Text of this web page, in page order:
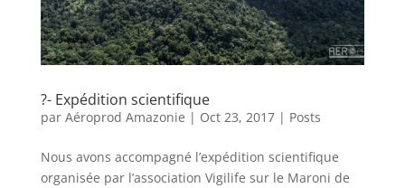
?- Expédition scientifique
par Aéroprod Amazonie | Oct 23, 2017| Posts
Nous avons accompagné l’expédition scientifique
organisée par l’association Vigilife sur le Maroni de